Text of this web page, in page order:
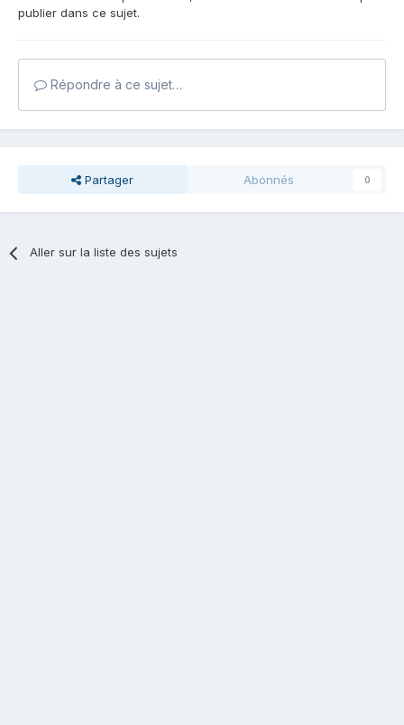
publier dans ce sujet.
Répondre à ce sujet…
Partager Abonnés 0
Aller sur la liste des sujets